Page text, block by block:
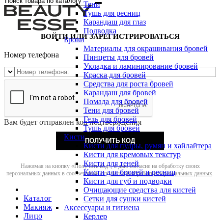
Тени
Тушь для ресниц
Карандаш для глаз
Подводка
Брови
Материалы для окрашивания бровей
Пинцеты для бровей
Укладка и ламинирование бровей
Краска для бровей
Средства для роста бровей
Карандаш для бровей
Помада для бровей
Тени для бровей
Гель для бровей
Тушь для бровей
Кисти
Кисти для пудры, румян и хайлайтера
Кисти для кремовых текстур
Кисти для теней
Кисти для бровей и ресниц
Кисти для губ и подводки
Очищающие средства для кистей
Сетки для сушки кистей
Аксессуары и гигиена
Керлер
ВОЙТИ ИЛИ ЗАРЕГИСТРИРОВАТЬСЯ
Номер телефона
Вам будет отправлен код подтверждения
ПОЛУЧИТЬ КОД
Нажимая на кнопку «Получить код», я даю согласие на обработку своих
персональных данных в соответствии сполитикой обработки персональных данных.
Каталог
Макияж
Лицо